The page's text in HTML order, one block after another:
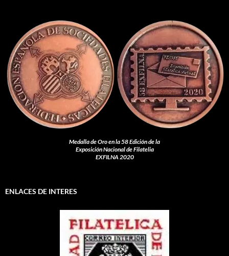
Medalla de Oro en la 58 Edición de la
Exposición Nacional de Filatelia
EXFILNA 2020
ENLACES DE INTERES